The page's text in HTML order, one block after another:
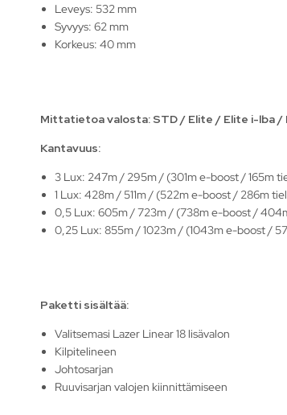
Leveys: 532 mm
Syvyys: 62 mm
Korkeus: 40 mm
Mittatietoa valosta: STD / Elite / Elite i-lba /
Kantavuus:
3 Lux: 247m / 295m / (301m e-boost / 165m
1 Lux: 428m / 511m / (522m e-boost / 286m
0,5 Lux: 605m / 723m / (738m e-boost /
0,25 Lux: 855m / 1023m / (1043m e-boost /
Paketti sisältää:
Valitsemasi Lazer Linear 18 lisävalon
Kilpitelineen
Johtosarjan
Ruuvisarjan valojen kiinnittämiseen